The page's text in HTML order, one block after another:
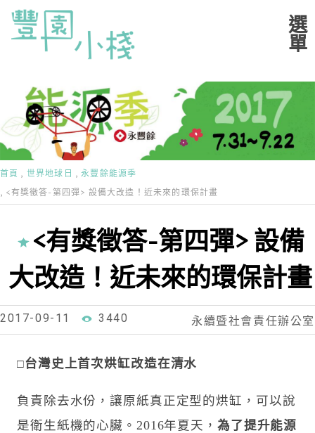
首頁 世界地球日
永豐餘能源季
<有獎徵答-第四彈> 設備大改造！近未來的環保計畫
<有獎徵答-第四彈> 設備
大改造！近未來的環保計畫
2017-09-11 3440 永續暨社會責任辦公室
□台灣史上首次烘缸改造在清水
負責除去水份，讓原紙真正定型的烘缸，可以說
是衛生紙機的心臟。2016年夏天， 為了提升能源